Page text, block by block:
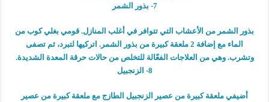
7- بذور الشمر
بذور الشمر من الأعشاب التي تتوافر في أغلب المنازل. قومي بغلي كوب من
الماء مع إضافة 2 ملعقة كبيرة من بذور الشمر. اتركيها لتبرد، ثم تصفى
وتشرب. وهي من العلاجات الفعّالة للتخلص من حالات حرقة المعدة الشديدة.
8- الزنجبيل
أضيفي ملعقة كبيرة من عصير الزنجبيل الطازج مع ملعقة كبيرة من عصير